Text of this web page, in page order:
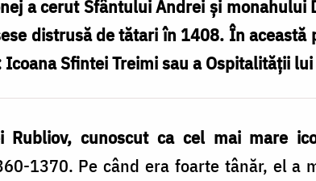
a cerut Sfântului Andrei și monahului
distrusă de tătari în 1408. În
Icoana Sfintei Treimi sau a Ospitalității
Rubliov, cunoscut ca cel mai mare
1370. Pe când era foarte tânăr, el a